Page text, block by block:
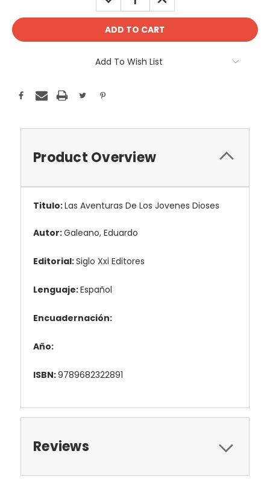
QUANTITY: QUANTITY:
Add To Wish List
Product Overview
Titulo:Las Aventuras De Los Jovenes Dioses
Autor:Galeano, Eduardo
Editorial:Siglo Xxi Editores
Lenguaje:Español
Encuadernación:
Año:
ISBN:9789682322891
Reviews